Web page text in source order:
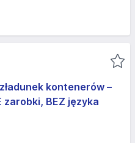
kontenerów –
zarobki, BEZ języka